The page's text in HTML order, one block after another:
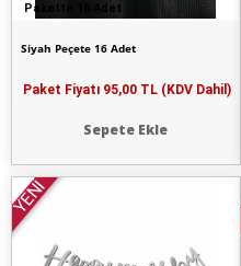
Pakette 16 Adet
Siyah Peçete 16 Adet
Paket Fiyatı 95,00 TL (KDV Dahil)
Sepete Ekle
YENİ